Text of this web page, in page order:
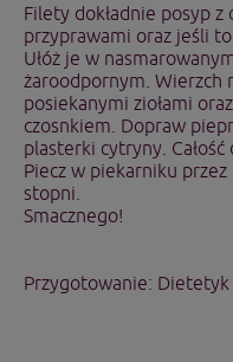
Filety dokładnie posyp
przyprawami oraz jeśli
Ułóż je w
żaroodpornym. Wierzch
posiekanymi ziołami
czosnkiem. Dopraw
plasterki cytryny.
Piecz w piekarniku
stopni.
Smacznego!
Przygotowanie: